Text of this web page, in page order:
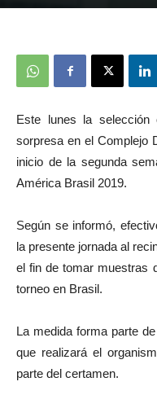
Este lunes la selección
sorpresa en el Complejo
inicio de la segunda
América Brasil 2019.
Según se informó,
la presente jornada al
el fin de tomar muestras
torneo en Brasil.
La medida forma parte
que realizará el
parte del certamen.